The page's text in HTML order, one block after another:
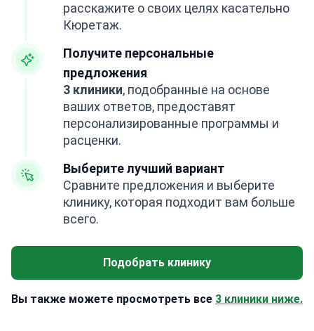
расскажите о своих целях касательно
Кюретаж.
Получите персональные
предложения
3 клиники, подобранные на основе
ваших ответов, предоставят
персонализированные программы и
расценки.
Выберите лучший вариант
Сравните предложения и выберите
клинику, которая подходит вам больше
всего.
Подобрать клинику
Вы также можете просмотреть все 3 клиники ниже.